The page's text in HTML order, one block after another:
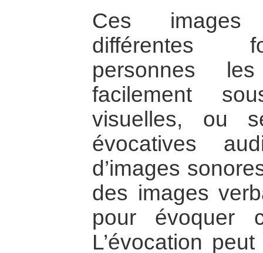
Ces images
différentes
personnes
facilement
visuelles, ou
évocatives
d’images
des images
pour évoquer
L’évocation